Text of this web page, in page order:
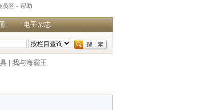
员区 - 帮助
电子杂志
我与海霸王